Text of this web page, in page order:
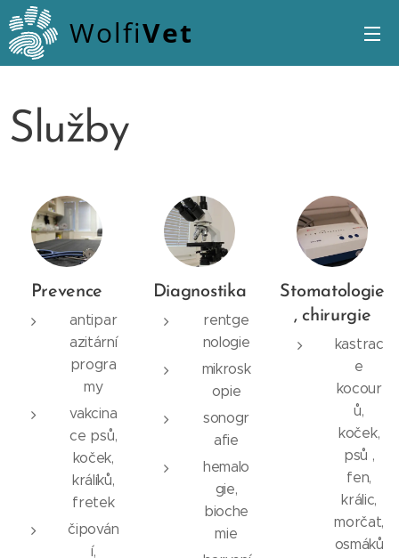
WolfiVet
Služby
Prevence
antipar
azitární
progra
my
vakcina
ce psů,
koček,
králíků,
fretek
čipován
í,
Diagnostika
rentge
nologie
mikrosk
opie
sonogr
afie
hemalo
gie,
bioche
mie
Stomatologie
, chirurgie
kastrac
e
kocour
ů,
koček,
psů ,
fen,
králic,
morčat,
osmáků